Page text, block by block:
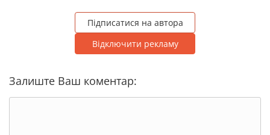
Підписатися на автора
Відключити рекламу
Залиште Ваш коментар: